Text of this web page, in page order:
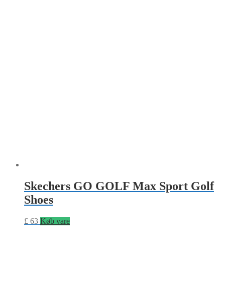
Skechers GO GOLF Max Sport Golf
Shoes
£ 63 Køb vare